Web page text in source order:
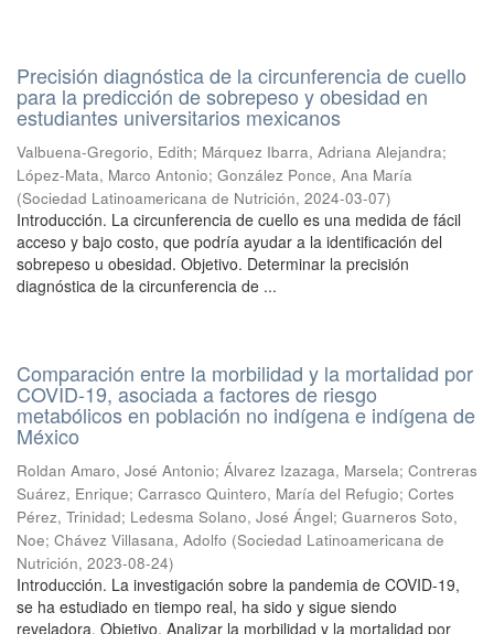
Precisión diagnóstica de la circunferencia de cuello
para la predicción de sobrepeso y obesidad en
estudiantes universitarios mexicanos
Valbuena-Gregorio, Edith; Márquez Ibarra, Adriana Alejandra;
López-Mata, Marco Antonio; González Ponce, Ana María
(Sociedad Latinoamericana de Nutrición, 2024-03-07)
Introducción. La circunferencia de cuello es una medida de fácil
acceso y bajo costo, que podría ayudar a la identificación del
sobrepeso u obesidad. Objetivo. Determinar la precisión
diagnóstica de la circunferencia de ...
Comparación entre la morbilidad y la mortalidad por
COVID-19, asociada a factores de riesgo
metabólicos en población no indígena e indígena de
México
Roldan Amaro, José Antonio; Álvarez Izazaga, Marsela; Contreras
Suárez, Enrique; Carrasco Quintero, María del Refugio; Cortes
Pérez, Trinidad; Ledesma Solano, José Ángel; Guarneros Soto,
Noe; Chávez Villasana, Adolfo (Sociedad Latinoamericana de
Nutrición, 2023-08-24)
Introducción. La investigación sobre la pandemia de COVID-19,
se ha estudiado en tiempo real, ha sido y sigue siendo
reveladora. Objetivo. Analizar la morbilidad y la mortalidad por